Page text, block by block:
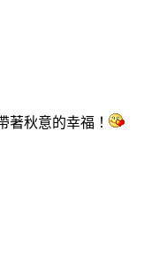
著秋意的幸福！